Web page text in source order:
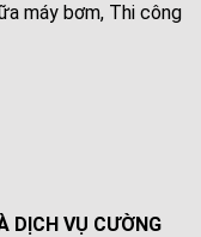
máy bơm, Thi công
DỊCH VỤ CƯỜNG